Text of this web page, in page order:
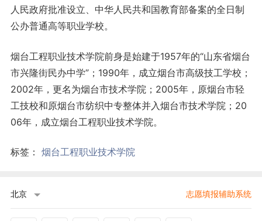
人民政府批准设立、中华人民共和国教育部备案的全日制
公办普通高等职业学校。
烟台工程职业技术学院前身是始建于1957年的“山东省烟台
市兴隆街民办中学”；1990年，成立烟台市高级技工学校；
2002年，更名为烟台市技术学院；2005年，原烟台市轻
工技校和原烟台市纺织中专整体并入烟台市技术学院；20
06年，成立烟台工程职业技术学院。
标签： 烟台工程职业技术学院
北京 志愿填报辅助系统